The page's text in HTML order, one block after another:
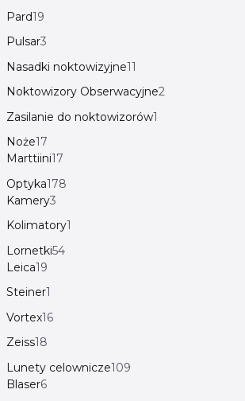
Pard19
Pulsar3
Nasadki noktowizyjne11
Noktowizory Obserwacyjne2
Zasilanie do noktowizorów1
Noże17
Marttiini17
Optyka178
Kamery3
Kolimatory1
Lornetki54
Leica19
Steiner1
Vortex16
Zeiss18
Lunety celownicze109
Blaser6